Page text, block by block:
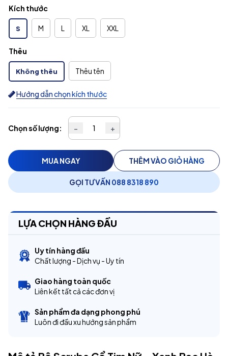
Kích thước
S M L XL XXL
Thêu
Không thêu Thêu tên
Hướng dẫn chọn kích thước
Chọn số lượng: − +
MUA NGAY THÊM VÀO GIỎ HÀNG
GỌI TƯ VẤN 088 8318 890
LỰA CHỌN HÀNG ĐẦU
Uy tín hàng đầu
Chất lượng - Dịch vụ - Uy tín
Giao hàng toàn quốc
Liên kết tất cả các đơn vị
Sản phẩm đa dạng phong phú
Luôn đi đầu xu hướng sản phẩm